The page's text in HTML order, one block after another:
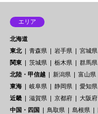
エリア
北海道
東北
青森県 岩手県 宮城県
関東
茨城県 栃木県 群馬県
北陸・甲信越
新潟県 富山県
東海
岐阜県 静岡県 愛知県
近畿
滋賀県 京都府 大阪府
中国・四国
鳥取県 島根県